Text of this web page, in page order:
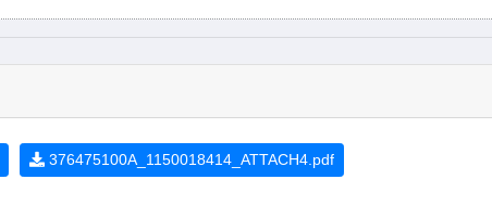
376475100A_1150018414_ATTACH4.pdf